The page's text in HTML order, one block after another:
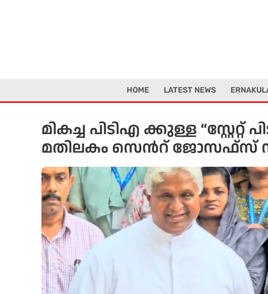
HOME LATEST NEWS
മികച്ച പിടിഎ ക്കുള്ള
മതിലകം സെൻറ് ജോസഫ്സ്